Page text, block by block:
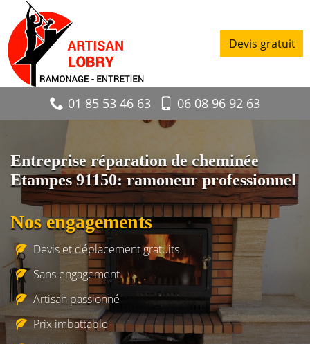
Devis gratuit
01 85 53 46 63 06 08 96 92 63
Entreprise réparation de cheminée
Etampes 91150: ramoneur professionnel
Nos engagements
Devis et déplacement gratuits
Sans engagement
Artisan passionné
Prix imbattable